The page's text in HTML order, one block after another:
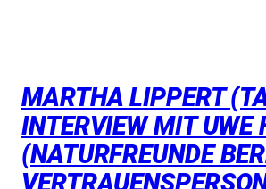
MARTHA LIPPERT
INTERVIEW MIT UWE
(NATURFREUNDE